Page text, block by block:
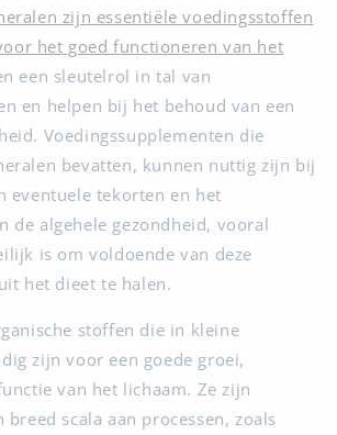
zijn essentiële voedingsstoffen
het goed functioneren van het
een sleutelrol in tal van
en helpen bij het behoud van een
Voedingssupplementen die
bevatten, kunnen nuttig zijn bij
eventuele tekorten en het
de algehele gezondheid, vooral
is om voldoende van deze
het dieet te halen.
stoffen die in kleine
zijn voor een goede groei,
van het lichaam. Ze zijn
scala aan processen, zoals